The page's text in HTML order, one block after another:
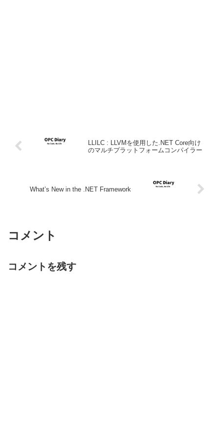
LLILC : LLVMを使用した.NET Core向け
のマルチプラットフォームコンパイラー
What’s New in the .NET Framework
コメント
コメントを残す